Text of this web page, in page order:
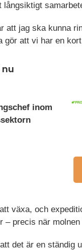
långsiktigt
att jag ska kunna
gör att vi har en
inom
växa, och
– precis när
det är en ständig